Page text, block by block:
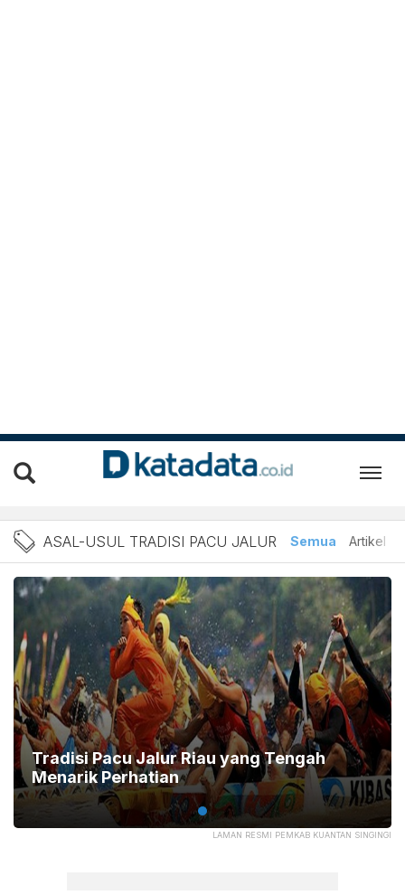
Berita Asal-Usul Tradisi
ASAL-USUL TRADISI PACU JALUR Semua Artikel
LAMAN RESMI PEMKAB KUANTAN SINGINGI
Tradisi Pacu Jalur Riau yang Tengah
Menarik Perhatian